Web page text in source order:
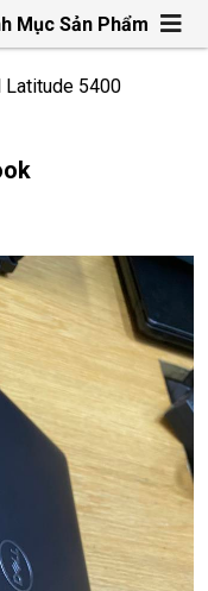
Mục Sản Phẩm
Latitude 5400